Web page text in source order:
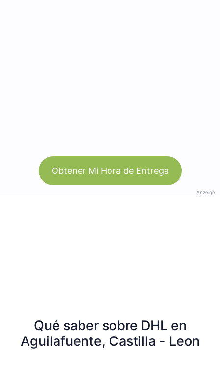
Obtener Mi Hora de Entrega
Anzeige
Qué saber sobre DHL en
Aguilafuente, Castilla - Leon